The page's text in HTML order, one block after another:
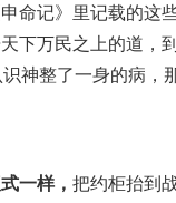
命记》里记载的这
下万民之上的道，
神整了一身的病，
一样， 把约柜抬到